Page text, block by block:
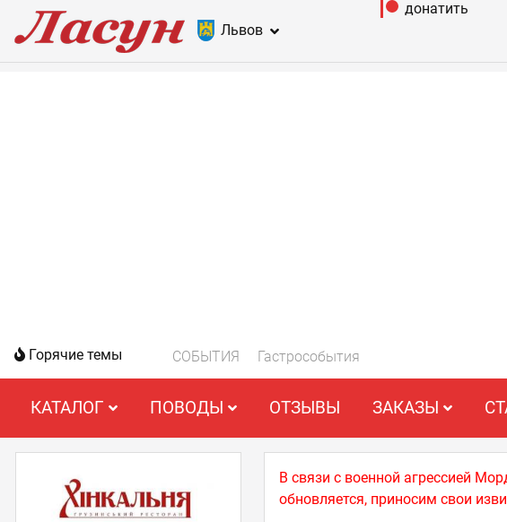
Львов
донатить
Горячие темы СОБЫТИЯ Гастрособытия
КАТАЛОГ ПОВОДЫ ОТЗЫВЫ ЗАКАЗЫ
В связи с военной агрессией
обновляется, приносим свои